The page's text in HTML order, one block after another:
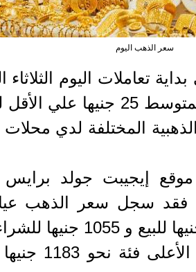
سعر الذهب اليوم
2022، بعد أن ارتفع أمس بمتوسط 25
المختلفة لدي محلات
إيجيبت جولد